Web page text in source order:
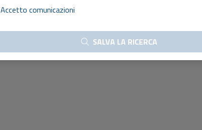
Accetto comunicazioni
SALVA LA RICERCA